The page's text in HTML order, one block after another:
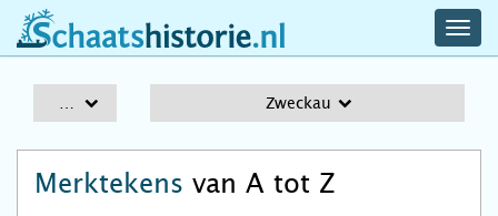
schaatshistorie.nl
Zweckau
Merktekens van A tot Z